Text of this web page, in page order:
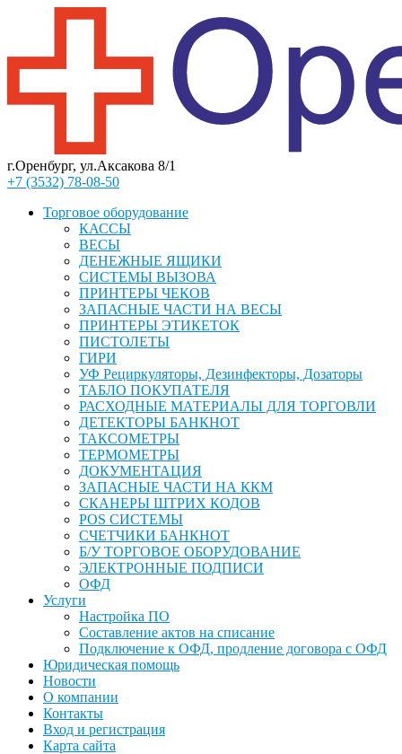
г.Оренбург, ул.Аксакова 8/1
+7 (3532) 78-08-50
Торговое оборудование
КАССЫ
ВЕСЫ
ДЕНЕЖНЫЕ ЯЩИКИ
СИСТЕМЫ ВЫЗОВА
ПРИНТЕРЫ ЧЕКОВ
ЗАПАСНЫЕ ЧАСТИ НА ВЕСЫ
ПРИНТЕРЫ ЭТИКЕТОК
ПИСТОЛЕТЫ
ГИРИ
УФ Рециркуляторы, Дезинфекторы, Дозаторы
ТАБЛО ПОКУПАТЕЛЯ
РАСХОДНЫЕ МАТЕРИАЛЫ ДЛЯ ТОРГОВЛИ
ДЕТЕКТОРЫ БАНКНОТ
ТАКСОМЕТРЫ
ТЕРМОМЕТРЫ
ДОКУМЕНТАЦИЯ
ЗАПАСНЫЕ ЧАСТИ НА ККМ
СКАНЕРЫ ШТРИХ КОДОВ
POS СИСТЕМЫ
СЧЕТЧИКИ БАНКНОТ
Б/У ТОРГОВОЕ ОБОРУДОВАНИЕ
ЭЛЕКТРОННЫЕ ПОДПИСИ
ОФД
Услуги
Настройка ПО
Составление актов на списание
Подключение к ОФД, продление договора с ОФД
Юридическая помощь
Новости
О компании
Контакты
Вход и регистрация
Карта сайта